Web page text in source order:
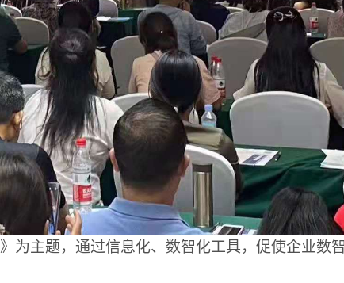
》为主题，通过信息化、数智化工具，促使企业数